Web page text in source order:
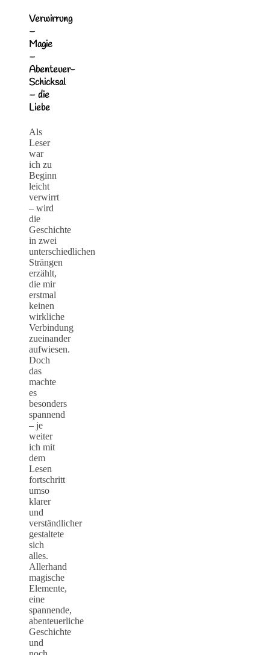
Verwirrung
–
Magie
–
Abenteuer-
Schicksal
– die
Liebe
Als
Leser
war
ich zu
Beginn
leicht
verwirrt
– wird
die
Geschichte
in zwei
unterschiedlichen
Strängen
erzählt,
die mir
erstmal
keinen
wirkliche
Verbindung
zueinander
aufwiesen.
Doch
das
machte
es
besonders
spannend
– je
weiter
ich mit
dem
Lesen
fortschritt
umso
klarer
und
verständlicher
gestaltete
sich
alles.
Allerhand
magische
Elemente,
eine
spannende,
abenteuerliche
Geschichte
und